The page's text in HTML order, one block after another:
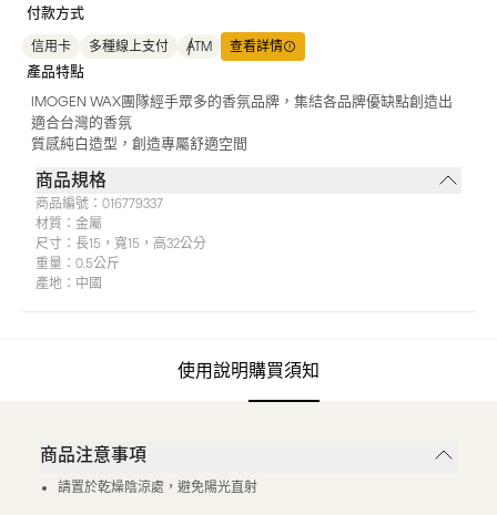
付款方式
信用卡 多種線上支付 ATM 查看詳情
產品特點
IMOGEN WAX團隊經手眾多的香氛品牌，集結各品牌優缺點創造出
適合台灣的香氛
質感純白造型，創造專屬舒適空間
商品規格
商品編號： 016779337
材質： 金屬
尺寸： 長15，寬15，高32公分
重量： 0.5公斤
產地： 中國
使用說明購買須知
商品注意事項
請置於乾燥陰涼處，避免陽光直射